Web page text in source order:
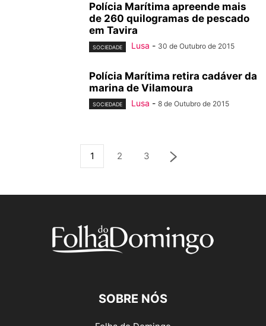
Polícia Marítima apreende mais
de 260 quilogramas de pescado
em Tavira
SOCIEDADE Lusa - 30 de Outubro de 2015
Polícia Marítima retira cadáver da
marina de Vilamoura
SOCIEDADE Lusa - 8 de Outubro de 2015
1 2 3
SOBRE NÓS